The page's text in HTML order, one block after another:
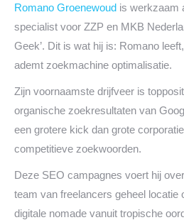
Romano Groenewoud is werkzaam
specialist voor ZZP en MKB
Geek’. Dit is wat hij is: Romano
ademt zoekmachine optimalisatie.
Zijn voornaamste drijfveer is
organische zoekresultaten van
een grotere kick dan grote
competitieve zoekwoorden.
Deze SEO campagnes voert hij
team van freelancers geheel locatie
digitale nomade vanuit tropische